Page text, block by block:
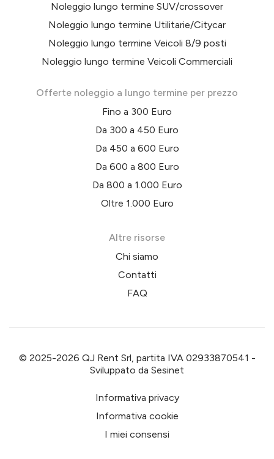
Noleggio lungo termine SUV/crossover
Noleggio lungo termine Utilitarie/Citycar
Noleggio lungo termine Veicoli 8/9 posti
Noleggio lungo termine Veicoli Commerciali
Offerte noleggio a lungo termine per prezzo
Fino a 300 Euro
Da 300 a 450 Euro
Da 450 a 600 Euro
Da 600 a 800 Euro
Da 800 a 1.000 Euro
Oltre 1.000 Euro
Altre risorse
Chi siamo
Contatti
FAQ
© 2025-2026 QJ Rent Srl, partita IVA 02933870541 -
Sviluppato da Sesinet
Informativa privacy
Informativa cookie
I miei consensi